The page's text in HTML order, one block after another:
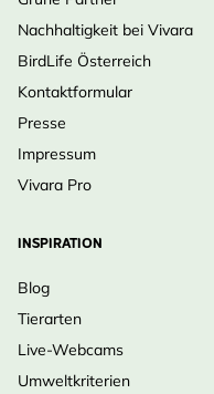
Nachhaltigkeit bei Vivara
BirdLife Österreich
Kontaktformular
Presse
Impressum
Vivara Pro
INSPIRATION
Blog
Tierarten
Live-Webcams
Umweltkriterien